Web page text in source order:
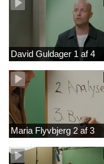
David Guldager 1 af 4
Maria Flyvbjerg 2 af 3